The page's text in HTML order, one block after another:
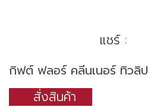
แชร์ :
กิฟต์ ฟลอร์ คลีนเนอร์ ทิวลิป
สั่งสินค้า